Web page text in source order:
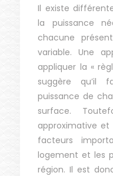
Il existe
la puissance
chacune
variable. Une
appliquer la «
suggère qu’il
puissance de
surface.
approximative
facteurs
logement et les
région. Il est